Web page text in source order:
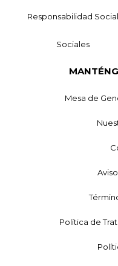
Responsabilidad Social
Sociales
Mesa de
Política de